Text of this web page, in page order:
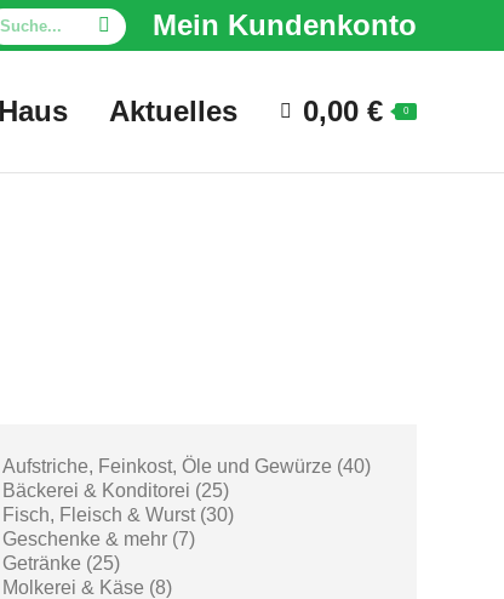
Mein Kundenkonto
Aktuelles 0,00 € 0
Aufstriche, Feinkost, Öle und Gewürze 4040
Bäckerei & Konditorei 2525
products
Fisch, Fleisch & Wurst 3030
Geschenke & mehr 77
Getränke 2525
products
Molkerei & Käse 88